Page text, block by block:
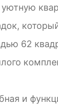
62
и